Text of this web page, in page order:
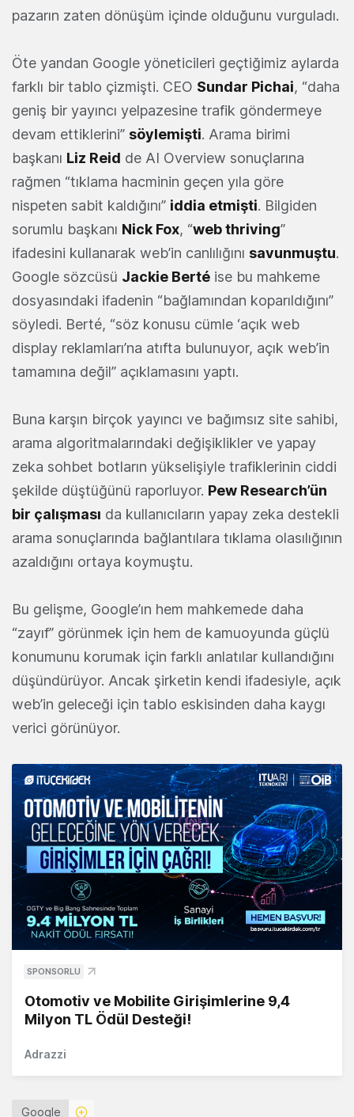
pazarın zaten dönüşüm içinde olduğunu vurguladı.
Öte yandan Google yöneticileri geçtiğimiz aylarda
farklı bir tablo çizmişti. CEO Sundar Pichai, “daha
geniş bir yayıncı yelpazesine trafik göndermeye
devam ettiklerini” söylemişti. Arama birimi
başkanı Liz Reid de AI Overview sonuçlarına
rağmen “tıklama hacminin geçen yıla göre
nispeten sabit kaldığını” iddia etmişti. Bilgiden
sorumlu başkanı Nick Fox, “web thriving”
ifadesini kullanarak web’in canlılığını savunmuştu.
Google sözcüsü Jackie Berté ise bu mahkeme
dosyasındaki ifadenin “bağlamından koparıldığını”
söyledi. Berté, “söz konusu cümle ‘açık web
display reklamları’na atıfta bulunuyor, açık web’in
tamamına değil” açıklamasını yaptı.
Buna karşın birçok yayıncı ve bağımsız site sahibi,
arama algoritmalarındaki değişiklikler ve yapay
zeka sohbet botların yükselişiyle trafiklerinin ciddi
şekilde düştüğünü raporluyor. Pew Research’ün
bir çalışması da kullanıcıların yapay zeka destekli
arama sonuçlarında bağlantılara tıklama olasılığının
azaldığını ortaya koymuştu.
Bu gelişme, Google’ın hem mahkemede daha
“zayıf” görünmek için hem de kamuoyunda güçlü
konumunu korumak için farklı anlatılar kullandığını
düşündürüyor. Ancak şirketin kendi ifadesiyle, açık
web’in geleceği için tablo eskisinden daha kaygı
verici görünüyor.
SPONSORLU
Otomotiv ve Mobilite Girişimlerine 9,4
Milyon TL Ödül Desteği!
Adrazzi
Google